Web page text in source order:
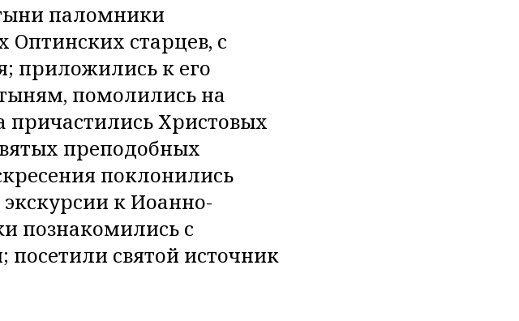
паломники
старцев, с
приложились к его
помолились на
причастились Христовых
преподобных
поклонились
к Иоанно-
познакомились с
посетили святой источник